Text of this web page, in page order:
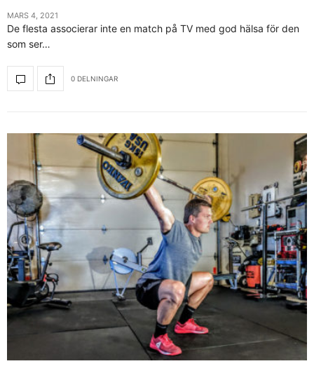
MARS 4, 2021
De flesta associerar inte en match på TV med god hälsa för den
som ser…
0 DELNINGAR